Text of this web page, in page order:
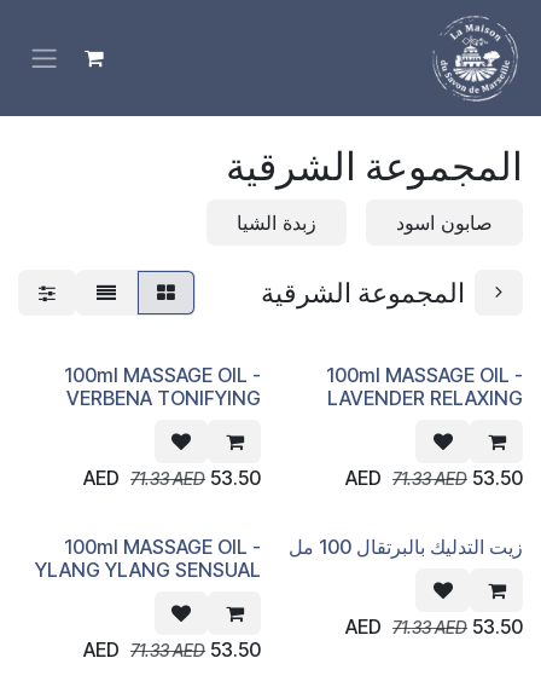
تخطي للذهاب إلى المحتوى
المجموعة الشرقية
صابون اسود زبدة الشيا
المجموعة الشرقية
100ml MASSAGE OIL -
LAVENDER RELAXING
53.50
71.33AED
100ml MASSAGE OIL -
VERBENA TONIFYING
53.50
71.33AED
زيت التدليك بالبرتقال 100 مل
53.50
71.33AED
100ml MASSAGE OIL -
YLANG YLANG SENSUAL
53.50
71.33AED